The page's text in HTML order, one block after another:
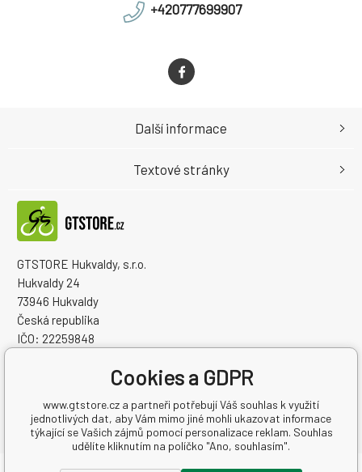
+420777699907
GTSTORE Hukvaldy, s.r.o.
Hukvaldy 24
73946 Hukvaldy
Česká republika
IČO: 22259848
Další informace
Textové stránky
Cookies a GDPR
www.gtstore.cz a partneři potřebují Váš souhlas k využití
jednotlivých dat, aby Vám mimo jiné mohli ukazovat informace
týkající se Vašich zájmů pomocí personalizace reklam. Souhlas
udělíte kliknutím na políčko "Ano, souhlasím".